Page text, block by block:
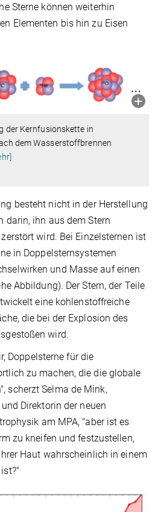
Sterne können weiterhin
Elementen bis hin zu Eisen
der Kernfusionskette in
dem Wasserstoffbrennen
besteht nicht in der Herstellung
darin, ihn aus dem Stern
wird. Bei Einzelsternen ist
in Doppelsternsystemen
und Masse auf einen
Abbildung). Der Stern, der Teile
eine kohlenstoffreiche
die bei der Explosion des
wird.
Doppelsterne für die
zu machen, die die globale
scherzt Selma de Mink,
Direktorin der neuen
am MPA, "aber ist es
zu kneifen und festzustellen,
Haut wahrscheinlich in einem